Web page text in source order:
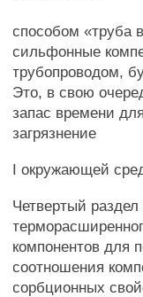
способом «труба
сильфонные
трубопроводом,
Это, в свою
запас времени
загрязнение
I окружающей
Четвертый
компонентов для
соотношения
сорбционных